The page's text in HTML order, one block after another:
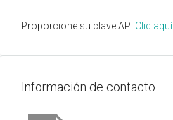
Proporcione su clave API Clic aquí
Información de contacto